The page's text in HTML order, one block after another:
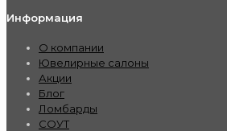
Информация
О компании
Ювелирные салоны
Акции
Блог
Ломбарды
СОУТ